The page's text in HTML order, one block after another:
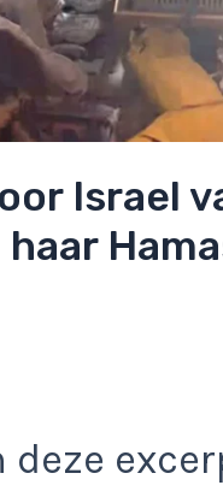
Israel
haar
deze